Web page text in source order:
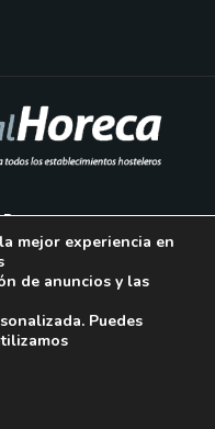
mejor experiencia en
de anuncios y las
Puedes